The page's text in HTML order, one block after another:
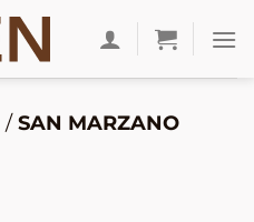
/SAN MARZANO